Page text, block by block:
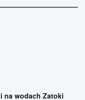
na wodach Zatoki